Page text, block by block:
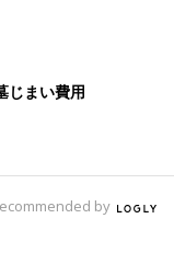
じまい費用
by